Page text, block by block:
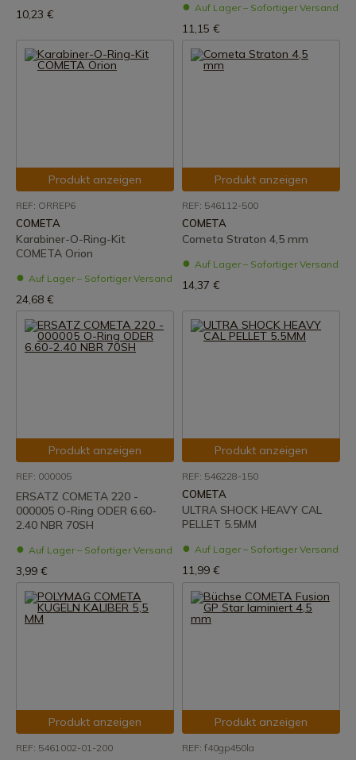
10,23 € Auf Lager – Sofortiger Versand
11,15 €
Produkt anzeigen
REF: ORREP6
COMETA
Karabiner-O-Ring-Kit
COMETA Orion
Auf Lager – Sofortiger Versand
24,68 €
Produkt anzeigen
REF: 546112-500
COMETA
Cometa Straton 4,5 mm
Auf Lager – Sofortiger Versand
14,37 €
Produkt anzeigen
REF: 000005
ERSATZ COMETA 220 -
000005 O-Ring ODER 6.60-
2.40 NBR 70SH
Auf Lager – Sofortiger Versand
3,99 €
Produkt anzeigen
REF: 546228-150
COMETA
ULTRA SHOCK HEAVY CAL
PELLET 5.5MM
Auf Lager – Sofortiger Versand
11,99 €
Produkt anzeigen
REF: 5461002-01-200
Produkt anzeigen
REF: f40gp450la